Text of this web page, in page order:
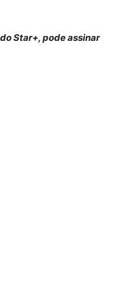
Star+, pode assinar